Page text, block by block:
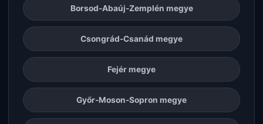
Borsod-Abaúj-Zemplén megye
Csongrád-Csanád megye
Fejér megye
Győr-Moson-Sopron megye